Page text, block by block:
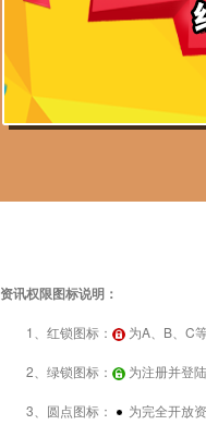
资讯权限图标说明：
1、红锁图标： 为A、B、C
2、绿锁图标： 为注册并登
3、圆点图标： 为完全开放